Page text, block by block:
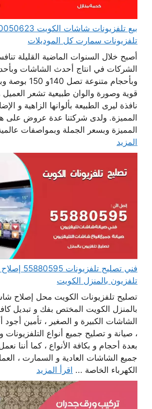
تلفزيونات سمارت كل الموديلات
أصبح خلال السنوات الماضية القليلة
الشركات في انتاج أحدث الشاشات
وبأحجام متنوعة
قوية وصورة والوان طبيعية تشعر
نافذة ليرى الطبيعة بألوانها الزاهية و
المميزة. ولدى شركتنا عدة عروض على
المميزة وبسعر الجملة وبمواصفات
المزيد
فني تصليح
تلفزيون بالمنزل الكويت
تصليح تلفزيونات الكويت محل إصلاح
بالمنزل الكويت المختص بفك و تبديل
الشاشات الكبيرة و الصغير ، تأمين أجود
، صيانة و تصليح جميع أنواع
بعدة أحجام و بكافة الأنواع ، كما أننا
جميع الشاشات العادية و السمارت ،
الكهرباء الخاصة ... اقرأ المزيد